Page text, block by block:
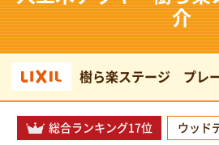
介
樹ら楽ステージ プレ
総合ランキング17位 ウッド